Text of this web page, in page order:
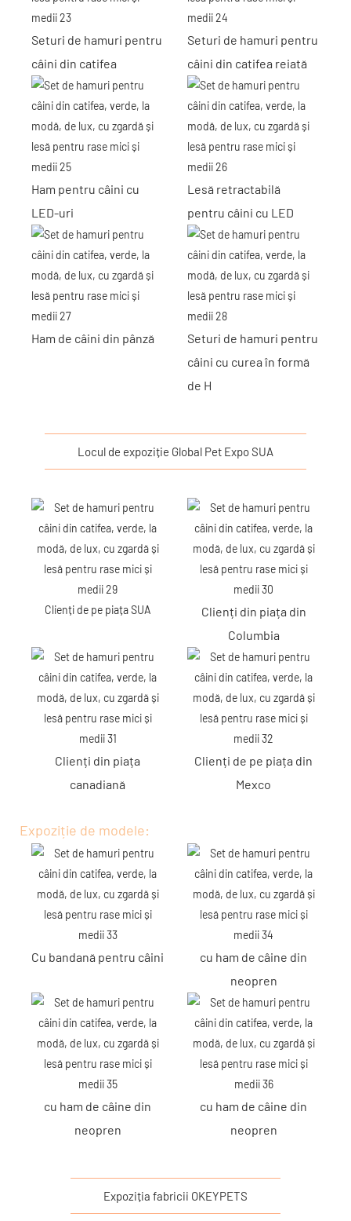
Seturi de hamuri pentru
câini din catifea
Seturi de hamuri pentru
câini din catifea reiată
Ham pentru câini cu
LED-uri
Lesă retractabilă
pentru câini cu LED
Ham de câini din pânză
Seturi de hamuri pentru
câini cu curea în formă
de H
Locul de expoziție Global Pet Expo SUA
Clienți de pe piața SUA
Clienți din piața din
Columbia
Clienți din piața
canadiană
Clienți de pe piața din
Mexco
Expoziție de modele:
Cu bandană pentru câini
cu ham de câine din
neopren
cu ham de câine din
neopren
cu ham de câine din
neopren
Expoziția fabricii OKEYPETS